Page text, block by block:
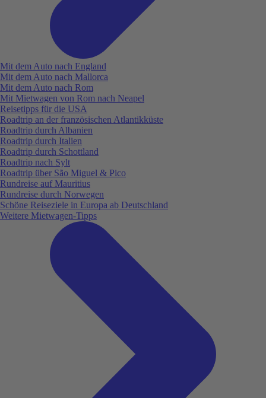
Mit dem Auto nach England
Mit dem Auto nach Mallorca
Mit dem Auto nach Rom
Mit Mietwagen von Rom nach Neapel
Reisetipps für die USA
Roadtrip an der französischen Atlantikküste
Roadtrip durch Albanien
Roadtrip durch Italien
Roadtrip durch Schottland
Roadtrip nach Sylt
Roadtrip über São Miguel & Pico
Rundreise auf Mauritius
Rundreise durch Norwegen
Schöne Reiseziele in Europa ab Deutschland
Weitere Mietwagen-Tipps